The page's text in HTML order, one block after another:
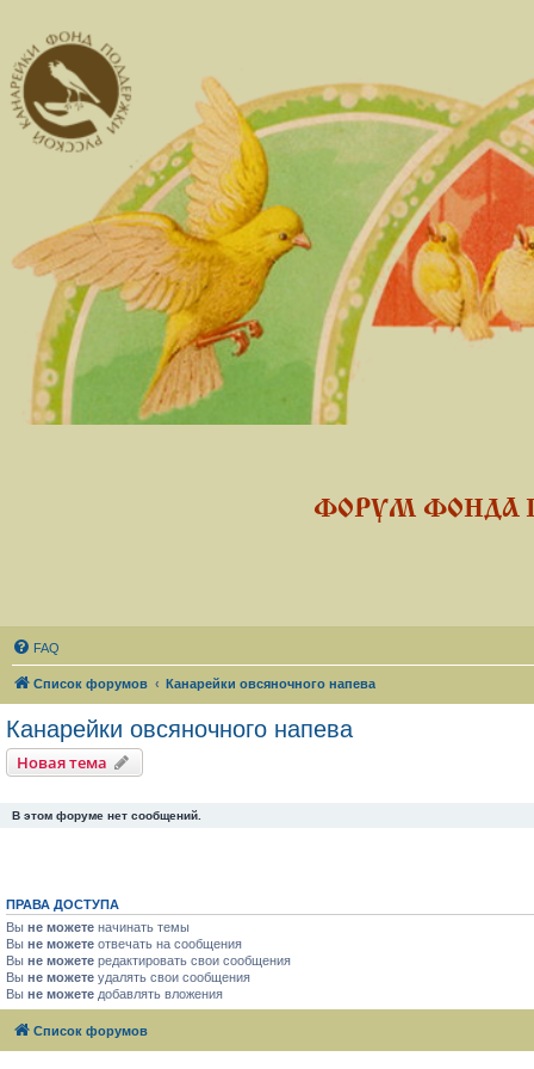
ФОРУМ ФОНДА
FAQ
Список форумов Канарейки овсяночного напева
Канарейки овсяночного напева
Новая тема
В этом форуме нет сообщений.
ПРАВА ДОСТУПА
Вы не можете начинать темы
Вы не можете отвечать на сообщения
Вы не можете редактировать свои сообщения
Вы не можете удалять свои сообщения
Вы не можете добавлять вложения
Список форумов